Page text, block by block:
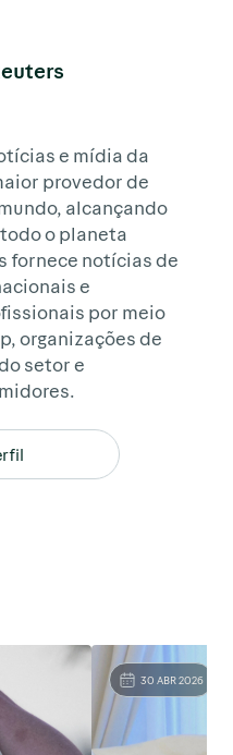
e mídia da
provedor de
alcançando
o planeta
fornece notícias de
e
por meio
organizações de
setor e
30 ABR 2026